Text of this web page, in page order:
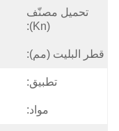
تحميل مصنّف
قطر البليت (مم):
تطبيق:
مواد: